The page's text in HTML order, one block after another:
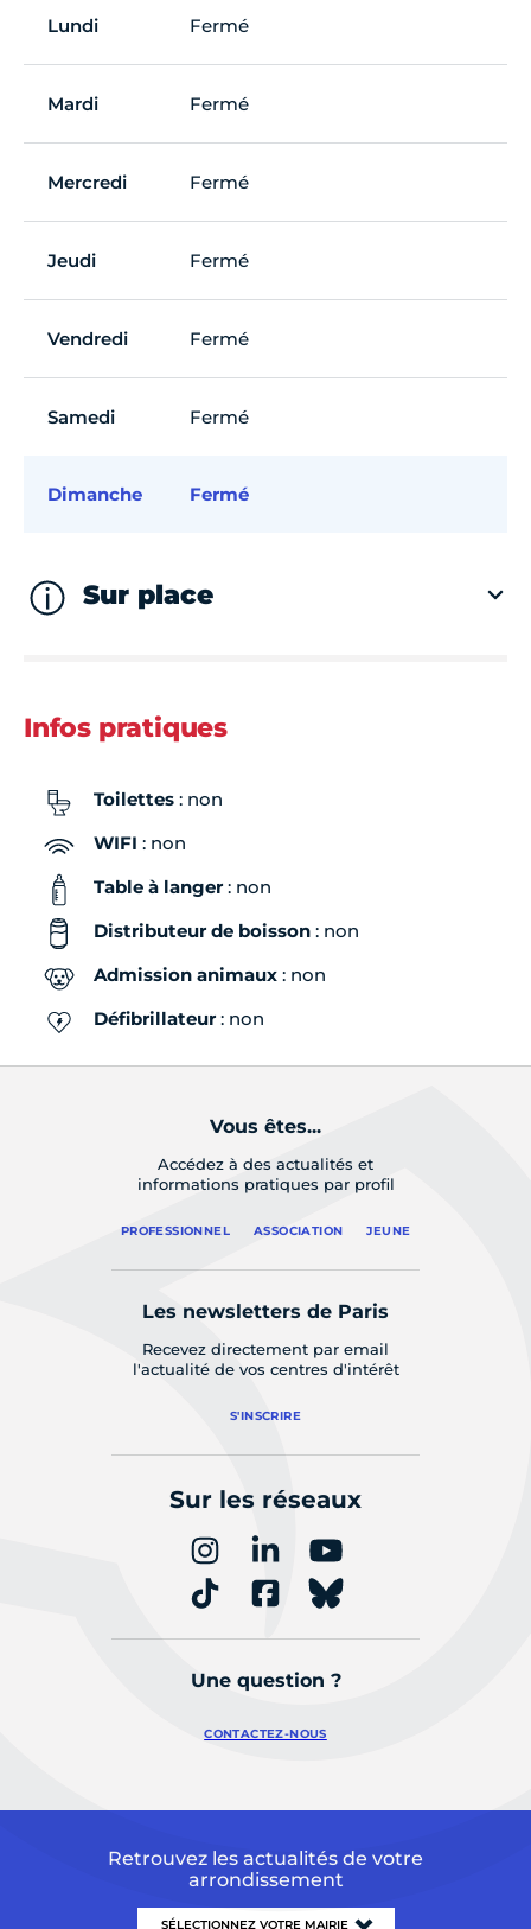
Lundi Fermé
Mardi Fermé
Mercredi Fermé
Jeudi Fermé
Vendredi Fermé
Samedi Fermé
Dimanche Fermé
Sur place
Infos pratiques
Toilettes : non
WIFI : non
Table à langer: non
Distributeur de boisson : non
Admission animaux : non
Défibrillateur: non
Vous êtes...
Accédez à des actualités et
informations pratiques par profil
PROFESSIONNEL ASSOCIATION JEUNE
Les newsletters de Paris
Recevez directement par email
l'actualité de vos centres d'intérêt
S'INSCRIRE
Sur les réseaux
Une question ?
CONTACTEZ-NOUS
Retrouvez les actualités de votre
arrondissement